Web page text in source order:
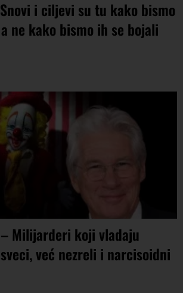
i ciljevi su tu kako bismo
ne kako bismo ih se bojali
Milijarderi koji vladaju
već nezreli i narcisoidni